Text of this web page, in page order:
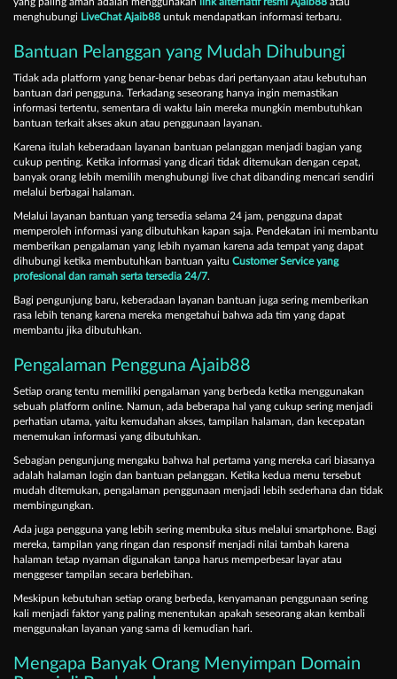
yang paling aman adalah menggunakan
link alternatif resmi Ajaib88 atau
menghubungi LiveChat Ajaib88 untuk mendapatkan informasi terbaru.
Bantuan Pelanggan yang Mudah Dihubungi
Tidak ada platform yang benar-benar bebas dari pertanyaan atau kebutuhan
bantuan dari pengguna. Terkadang seseorang hanya ingin memastikan
informasi tertentu, sementara di waktu lain mereka mungkin membutuhkan
bantuan terkait akses akun atau penggunaan layanan.
Karena itulah keberadaan layanan bantuan pelanggan menjadi bagian yang
cukup penting. Ketika informasi yang dicari tidak ditemukan dengan cepat,
banyak orang lebih memilih menghubungi live chat dibanding mencari sendiri
melalui berbagai halaman.
Melalui layanan bantuan yang tersedia selama 24 jam, pengguna dapat
memperoleh informasi yang dibutuhkan kapan saja. Pendekatan ini membantu
memberikan pengalaman yang lebih nyaman karena ada tempat yang dapat
dihubungi ketika membutuhkan bantuan yaitu Customer Service yang
profesional dan ramah serta tersedia 24/7.
Bagi pengunjung baru, keberadaan layanan bantuan juga sering memberikan
rasa lebih tenang karena mereka mengetahui bahwa ada tim yang dapat
membantu jika dibutuhkan.
Pengalaman Pengguna Ajaib88
Setiap orang tentu memiliki pengalaman yang berbeda ketika menggunakan
sebuah platform online. Namun, ada beberapa hal yang cukup sering menjadi
perhatian utama, yaitu kemudahan akses, tampilan halaman, dan kecepatan
menemukan informasi yang dibutuhkan.
Sebagian pengunjung mengaku bahwa hal pertama yang mereka cari biasanya
adalah halaman login dan bantuan pelanggan. Ketika kedua menu tersebut
mudah ditemukan, pengalaman penggunaan menjadi lebih sederhana dan tidak
membingungkan.
Ada juga pengguna yang lebih sering membuka situs melalui smartphone. Bagi
mereka, tampilan yang ringan dan responsif menjadi nilai tambah karena
halaman tetap nyaman digunakan tanpa harus memperbesar layar atau
menggeser tampilan secara berlebihan.
Meskipun kebutuhan setiap orang berbeda, kenyamanan penggunaan sering
kali menjadi faktor yang paling menentukan apakah seseorang akan kembali
menggunakan layanan yang sama di kemudian hari.
Mengapa Banyak Orang Menyimpan Domain